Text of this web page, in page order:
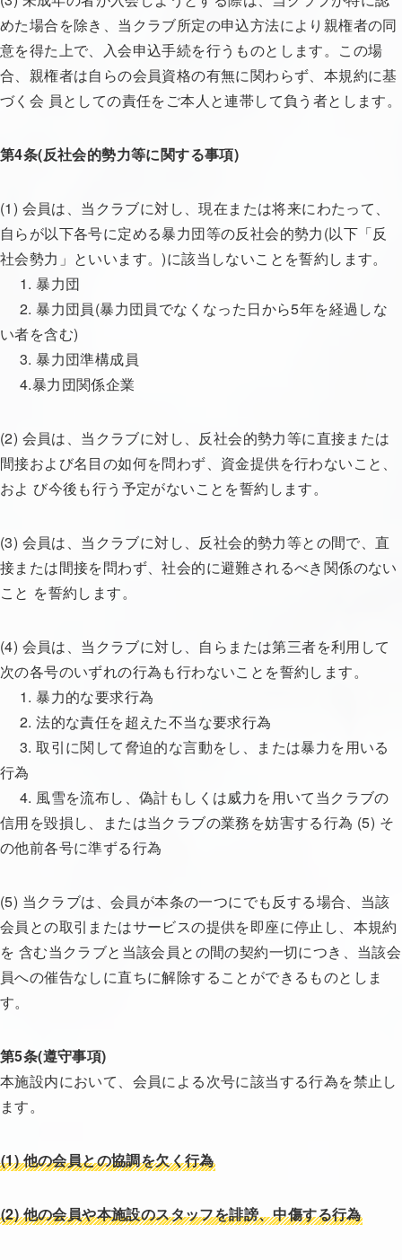
めた場合を除き、当クラブ所定の申込方法により親権者の同
意を得た上で、入会申込手続を行うものとします。この場
合、親権者は自らの会員資格の有無に関わらず、本規約に基
づく会 員としての責任をご本人と連帯して負う者とします。
第4条(反社会的勢力等に関する事項)
(1) 会員は、当クラブに対し、現在または将来にわたって、
自らが以下各号に定める暴力団等の反社会的勢力(以下「反
社会勢力」といいます。)に該当しないことを誓約します。
1. 暴力団
2. 暴力団員(暴力団員でなくなった日から5年を経過しな
い者を含む)
3. 暴力団準構成員
4.暴力団関係企業
(2) 会員は、当クラブに対し、反社会的勢力等に直接または
間接および名目の如何を問わず、資金提供を行わないこと、
およ び今後も行う予定がないことを誓約します。
(3) 会員は、当クラブに対し、反社会的勢力等との間で、直
接または間接を問わず、社会的に避難されるべき関係のない
こと を誓約します。
(4) 会員は、当クラブに対し、自らまたは第三者を利用して
次の各号のいずれの行為も行わないことを誓約します。
1. 暴力的な要求行為
2. 法的な責任を超えた不当な要求行為
3. 取引に関して脅迫的な言動をし、または暴力を用いる
行為
4. 風雪を流布し、偽計もしくは威力を用いて当クラブの
信用を毀損し、または当クラブの業務を妨害する行為 (5) そ
の他前各号に準ずる行為
(5) 当クラブは、会員が本条の一つにでも反する場合、当該
会員との取引またはサービスの提供を即座に停止し、本規約
を 含む当クラブと当該会員との間の契約一切につき、当該会
員への催告なしに直ちに解除することができるものとしま
す。
第5条(遵守事項)
本施設内において、会員による次号に該当する行為を禁止し
ます。
(1)他の会員との協調を欠く行為
(2)他の会員や本施設のスタッフを誹謗、中傷する行為